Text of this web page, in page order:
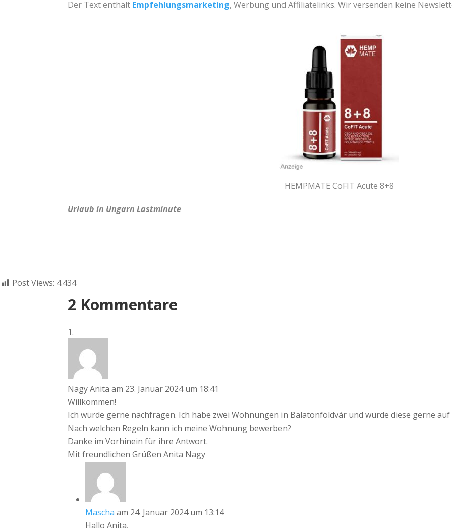
Der Text enthält Empfehlungsmarketing, Werbung und Affiliatelinks. Wir versenden keine
HEMPMATE CoFIT Acute 8+8
Urlaub in Ungarn Lastminute
Post Views: 4.434
2 Kommentare
Nagy Anita am 23. Januar 2024 um 18:41
Willkommen!
Ich würde gerne nachfragen. Ich habe zwei Wohnungen in Balatonföldvár und würde diese gerne
Nach welchen Regeln kann ich meine Wohnung bewerben?
Danke im Vorhinein für ihre Antwort.
Mit freundlichen Grüßen Anita Nagy
Mascha am 24. Januar 2024 um 13:14
Hallo Anita,